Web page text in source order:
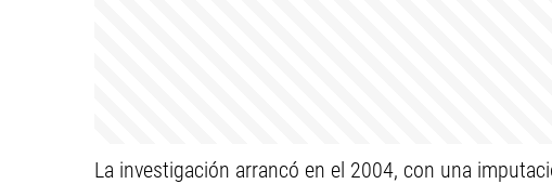
La investigación arrancó en el 2004, con una